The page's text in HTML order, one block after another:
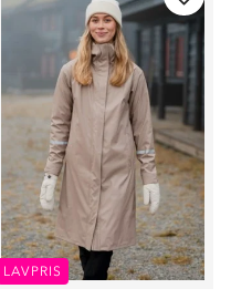
LAVPRIS